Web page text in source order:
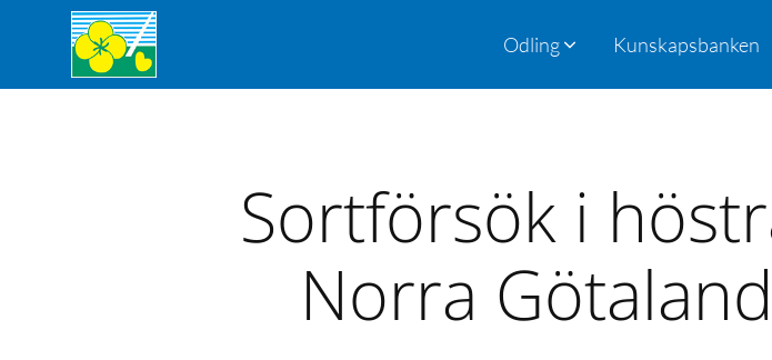
Odling Kunskapsbanken
Sortförsök i
Norra